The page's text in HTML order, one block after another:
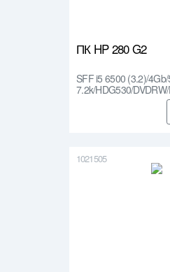
ПК HP 280 G2
SFF i5 6500 (3.2)/
7.2k/HDG530/
1021505